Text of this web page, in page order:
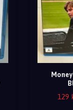
129